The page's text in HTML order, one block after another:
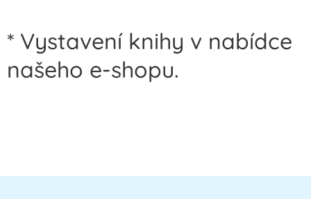
* Vystavení knihy v nabídce
našeho e-shopu.